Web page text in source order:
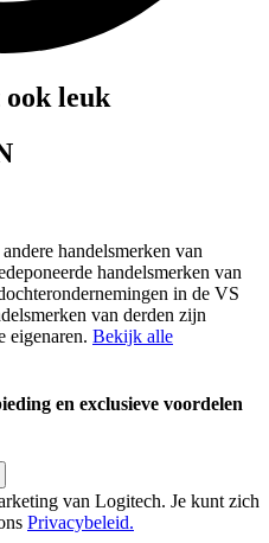
leuk
handelsmerken van
handelsmerken van
in de VS
van derden zijn
eigenaren. Bekijk alle
en exclusieve voordelen
van Logitech. Je kunt zich
Privacybeleid.